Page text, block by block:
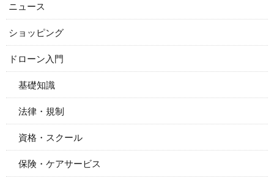
ニュース
ショッピング
ドローン入門
基礎知識
法律・規制
資格・スクール
保険・ケアサービス